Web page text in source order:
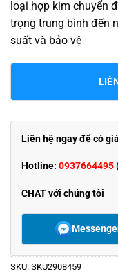
loại hợp kim chuyển
trọng trung bình đến
suất và bảo vệ
Liên hệ ngay để có
Hotline: 0937664495
CHAT với chúng tôi
SKU: SKU2908459